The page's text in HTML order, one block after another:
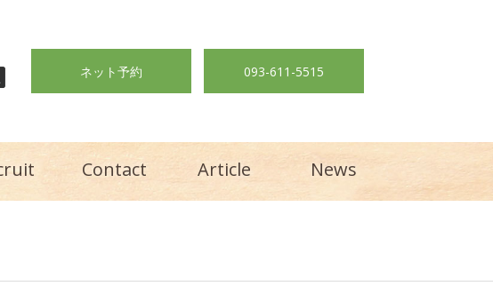
ネット予約 093-611-5515
Contact Article News